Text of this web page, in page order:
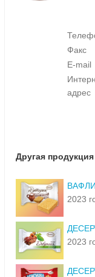
Факс
E-mail
адрес
Другая
2023
2023